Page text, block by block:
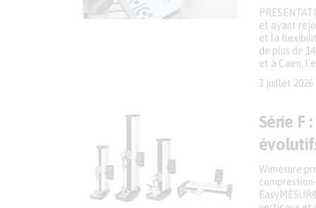
3 juillet 2026
et ayant
et la
de plus de
et à Caen,
Série F
Wimesure